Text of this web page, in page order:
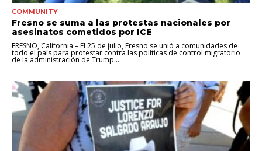
COMMUNITY
Fresno se suma a las protestas nacionales por
asesinatos cometidos por ICE
FRESNO, California – El 25 de julio, Fresno se unió a comunidades de
todo el país para protestar contra las políticas de control migratorio
de la administración de Trump....